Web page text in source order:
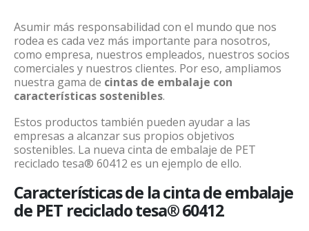
Asumir más responsabilidad con el mundo que nos
rodea es cada vez más importante para nosotros,
como empresa, nuestros empleados, nuestros socios
comerciales y nuestros clientes. Por eso, ampliamos
nuestra gama de cintas de embalaje con
características sostenibles.
Estos productos también pueden ayudar a las
empresas a alcanzar sus propios objetivos
sostenibles. La nueva cinta de embalaje de PET
reciclado tesa® 60412 es un ejemplo de ello.
Características de la cinta de embalaje
de PET reciclado tesa® 60412